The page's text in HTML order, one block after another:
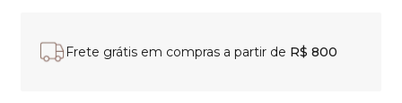
Frete grátis em compras a partir de R$ 800